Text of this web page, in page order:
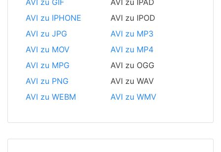
AVI zu GIF
AVI zu IPAD
AVI zu IPHONE
AVI zu IPOD
AVI zu JPG
AVI zu MP3
AVI zu MOV
AVI zu MP4
AVI zu MPG
AVI zu OGG
AVI zu PNG
AVI zu WAV
AVI zu WEBM
AVI zu WMV